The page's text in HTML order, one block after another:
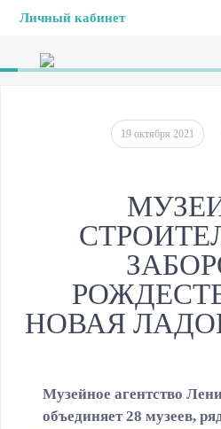
Личный кабинет
19 октября 2021
НОВАЯ
Музейное агентство
объединяет 28 музеев,